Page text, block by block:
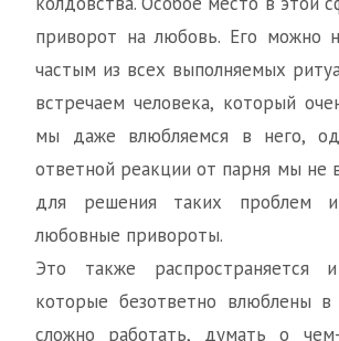
приворот на любовь. Его можно
частым из всех выполняемых
встречаем человека, который
мы даже влюбляемся в него,
ответной реакции от парня мы не
для решения таких проблем
любовные привороты.
Это также распространяется
которые безответно влюблены
сложно работать, думать о